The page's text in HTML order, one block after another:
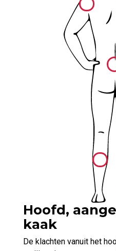
Hoofd,
kaak
De klachten vanuit het